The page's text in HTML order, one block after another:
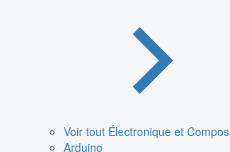
Voir tout Électronique et
Arduino